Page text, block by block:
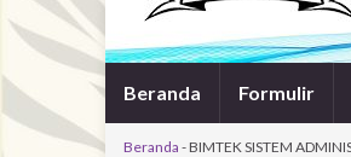
Beranda Formulir
Beranda -BIMTEK SISTEM